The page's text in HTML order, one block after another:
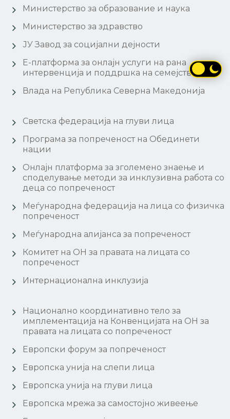
Министерство за образование и наука
Министерство за здравство
ЈУ Завод за социјални дејности
Е-платформа за онлајн услуги на рана
интервенција и поддршка на семејства
Влада на Република Северна Македонија
Светска федерација на глуви лица
Програма за попреченост на Обединети
нации
Онлајн платформа за зголемено знаење и
споделување методи за инклузивна работа со
деца со попреченост
Меѓународна федерација на лица со физичка
попреченост
Меѓународна алијанса за попреченост
Комитет на ОН за правата на лицата со
попреченост
Интернационална инклузија
Национално координативно тело за
имплементација на Конвенцијата на ОН за
правата на лицата со попреченост
Европски форум за попреченост
Европска унија на слепи лица
Европска унија на глуви лица
Европска мрежа за самостојно живеење